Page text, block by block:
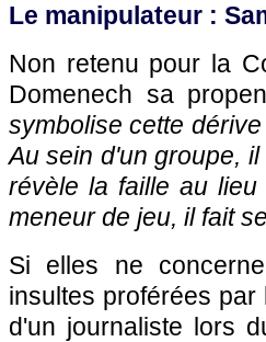
Le manipulateur :
Non retenu pour la
Domenech sa
symbolise cette
Au sein d'un groupe,
révèle la faille au
meneur de jeu, il fait
Si elles ne
insultes proférées
d'un journaliste lors